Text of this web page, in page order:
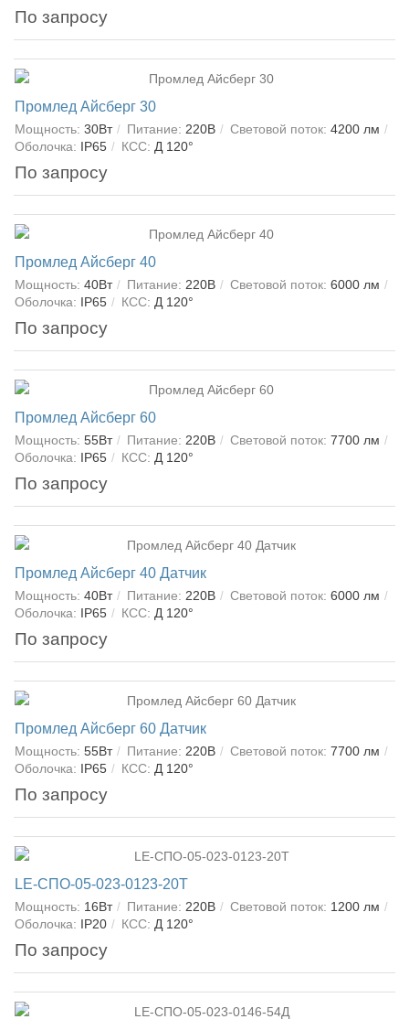
По запросу
Промлед Айсберг 30
Мощность: 30Вт Питание: 220В Световой поток: 4200 лм
Оболочка: IP65 КСС: Д 120°
По запросу
Промлед Айсберг 40
Мощность: 40Вт Питание: 220В Световой поток: 6000 лм
Оболочка: IP65 КСС: Д 120°
По запросу
Промлед Айсберг 60
Мощность: 55Вт Питание: 220В Световой поток: 7700 лм
Оболочка: IP65 КСС: Д 120°
По запросу
Промлед Айсберг 40 Датчик
Мощность: 40Вт Питание: 220В Световой поток: 6000 лм
Оболочка: IP65 КСС: Д 120°
По запросу
Промлед Айсберг 60 Датчик
Мощность: 55Вт Питание: 220В Световой поток: 7700 лм
Оболочка: IP65 КСС: Д 120°
По запросу
LE-СПО-05-023-0123-20Т
Мощность: 16Вт Питание: 220В Световой поток: 1200 лм
Оболочка: IP20 КСС: Д 120°
По запросу